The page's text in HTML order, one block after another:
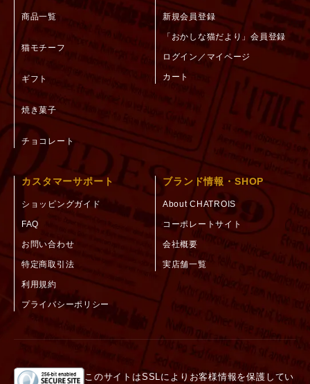
商品一覧
猫モチーフ
ギフト
焼き菓子
チョコレート
新規会員登録
「おかしな猫だより」会員登録
ログイン／マイページ
カート
カスタマーサポート
ショッピングガイド
FAQ
お問い合わせ
特定商取引法
利用規約
プライバシーポリシー
ブランド情報・SHOP
About CHATROIS
コーポレートサイト
会社概要
実店舗一覧
このサイトはSSLによりお客様情報を保護してい